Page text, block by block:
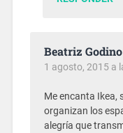
Beatriz
1 agosto, 2015 a
Me encanta Ikea,
organizan los
alegría que